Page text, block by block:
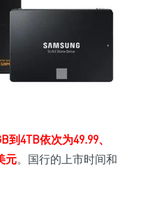
到4TB依次为49.99、
元。国行的上市时间和